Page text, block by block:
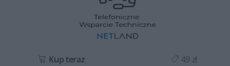
Kup teraz 49 zł